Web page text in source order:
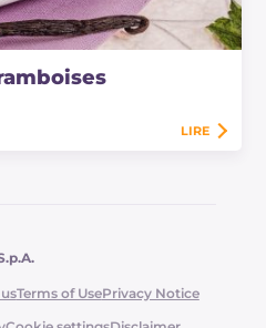
LIRE
Terms of UsePrivacy Notice